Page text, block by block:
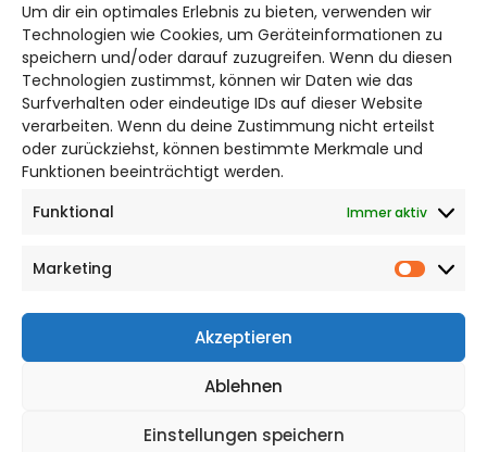
Um dir ein optimales Erlebnis zu bieten, verwenden wir
Technologien wie Cookies, um Geräteinformationen zu
speichern und/oder darauf zuzugreifen. Wenn du diesen
Technologien zustimmst, können wir Daten wie das
Surfverhalten oder eindeutige IDs auf dieser Website
verarbeiten. Wenn du deine Zustimmung nicht erteilst
oder zurückziehst, können bestimmte Merkmale und
Funktionen beeinträchtigt werden.
Funktional
Immer aktiv
Marketing
Akzeptieren
Ablehnen
Einstellungen speichern
Bruchtorwall 12
38100 Braunschweig
Telefon: 0531 387220 – 65
DAS STADTMAGAZIN FÜR
BRAUNSCHWEIG
Impressum
Cookie Richtlinie
CITYLIFE! BEI FACEBOOK